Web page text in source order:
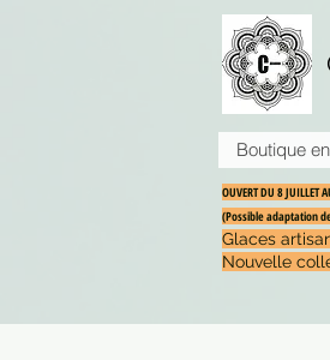
Boutique
OUVERT DU 8
(Possible adaptation
Glaces
Nouvelle